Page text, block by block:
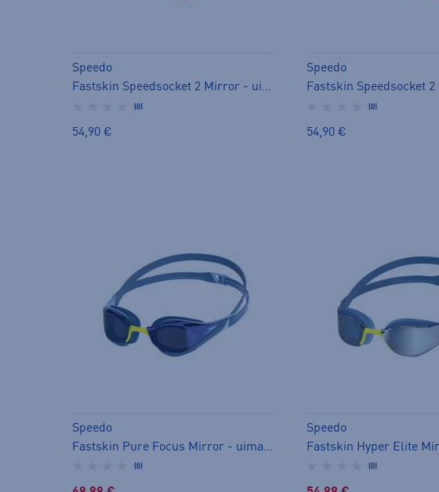
Speedo
Fastskin Speedsocket 2 Mirror - uimalasit
(0)
54,90 €
Speedo
(0)
54,90 €
Speedo
Fastskin Pure Focus Mirror - uimalasit
(0)
Speedo
(0)